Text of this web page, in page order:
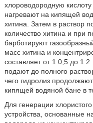
хлороводородную
нагревают на кипящей
хитина. Затем в раствор
количество хитина и при
барботируют
масс хитина и
составляет от 1:0,5 до
подают до полного
чего гидролиз
кипящей водяной бане в
Для генерации
устройства, основанные